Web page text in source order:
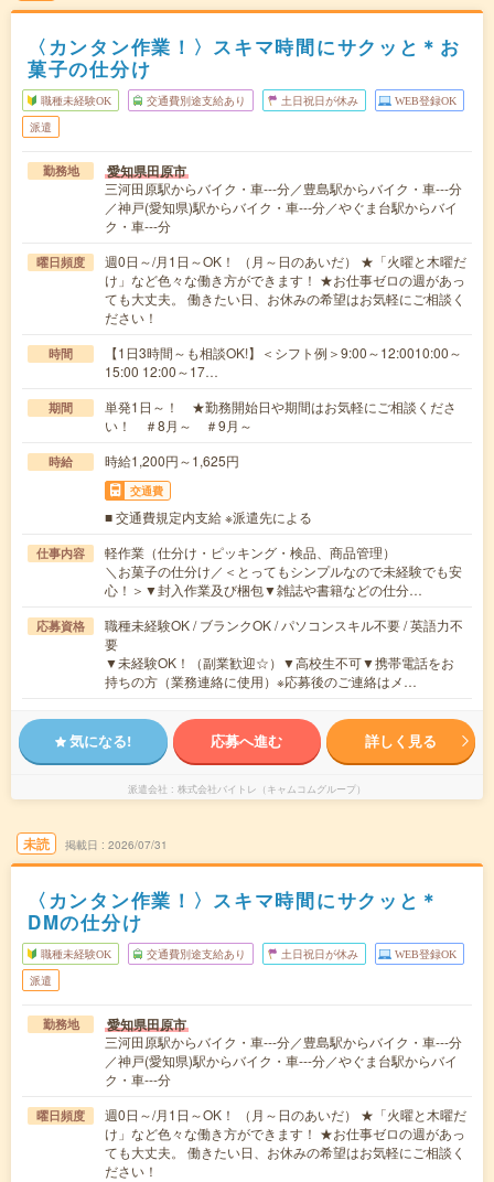
〈カンタン作業！〉スキマ時間にサクッと＊お
菓子の仕分け
職種未経験OK 交通費別途支給あり 土日祝日が休み WEB登録OK
派遣
勤務地 愛知県田原市
三河田原駅からバイク・車---分／豊島駅からバイク・車---分
／神戸(愛知県)駅からバイク・車---分／やぐま台駅からバイ
ク・車---分
曜日頻度
週0日～/月1日～OK！ （月～日のあいだ） ★「火曜と木曜だ
け」など色々な働き方ができます！ ★お仕事ゼロの週があっ
ても大丈夫。 働きたい日、お休みの希望はお気軽にご相談く
ださい！
時間
【1日3時間～も相談OK!】＜シフト例＞9:00～12:0010:00～
15:00 12:00～17…
期間
単発1日～！ ★勤務開始日や期間はお気軽にご相談くださ
い！ ＃8月～ ＃9月～
時給 時給1,200円～1,625円
交通費
■ 交通費規定内支給 ※派遣先による
仕事内容
軽作業（仕分け・ピッキング・検品、商品管理）
＼お菓子の仕分け／＜とってもシンプルなので未経験でも安
心！＞▼封入作業及び梱包▼雑誌や書籍などの仕分…
応募資格
職種未経験OK / ブランクOK / パソコンスキル不要 / 英語力不
要
▼未経験OK！（副業歓迎☆）▼高校生不可▼携帯電話をお
持ちの方（業務連絡に使用）※応募後のご連絡はメ…
気になる! 応募へ進む 詳しく見る
派遣会社 株式会社バイトレ（キャムコムグループ）
未読 掲載日 2026/07/31
〈カンタン作業！〉スキマ時間にサクッと＊
DMの仕分け
職種未経験OK 交通費別途支給あり 土日祝日が休み WEB登録OK
派遣
勤務地 愛知県田原市
三河田原駅からバイク・車---分／豊島駅からバイク・車---分
／神戸(愛知県)駅からバイク・車---分／やぐま台駅からバイ
ク・車---分
曜日頻度
週0日～/月1日～OK！ （月～日のあいだ） ★「火曜と木曜だ
け」など色々な働き方ができます！ ★お仕事ゼロの週があっ
ても大丈夫。 働きたい日、お休みの希望はお気軽にご相談く
ださい！